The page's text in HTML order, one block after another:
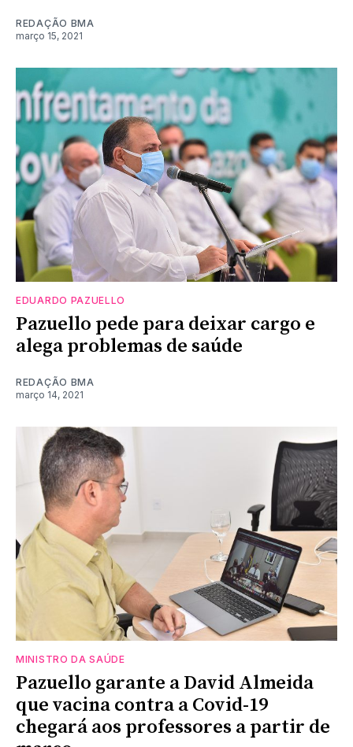
REDAÇÃO BMA
março 15, 2021
EDUARDO PAZUELLO
Pazuello pede para deixar cargo e
alega problemas de saúde
REDAÇÃO BMA
março 14, 2021
MINISTRO DA SAÚDE
Pazuello garante a David Almeida
que vacina contra a Covid-19
chegará aos professores a partir de